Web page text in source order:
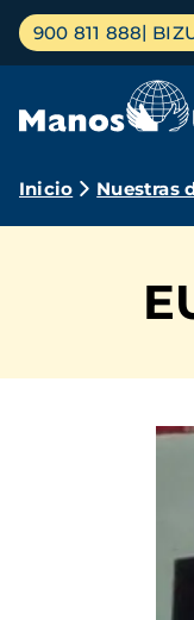
Pasar
contenido
Menú
principal
900 811 888
Ruta
Inicio Nuestras